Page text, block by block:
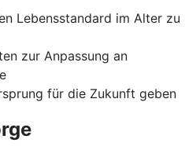
Lebensstandard im Alter zu
zur Anpassung an
für die Zukunft geben